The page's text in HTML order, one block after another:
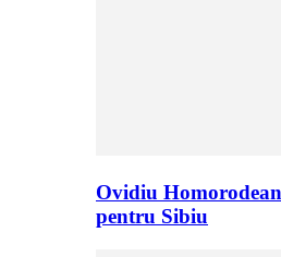
Ovidiu
pentru Sibiu